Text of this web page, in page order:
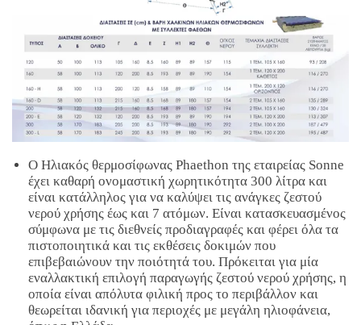
Ο Ηλιακός θερμοσίφωνας Phaethon της εταιρείας Sonne
έχει καθαρή ονομαστική χωρητικότητα 300 λίτρα και
είναι κατάλληλος για να καλύψει τις ανάγκες ζεστού
νερού χρήσης έως και 7 ατόμων. Είναι κατασκευασμένος
σύμφωνα με τις διεθνείς προδιαγραφές και φέρει όλα τα
πιστοποιητικά και τις εκθέσεις δοκιμών που
επιβεβαιώνουν την ποιότητά του. Πρόκειται για μία
εναλλακτική επιλογή παραγωγής ζεστού νερού χρήσης, η
οποία είναι απόλυτα φιλική προς το περιβάλλον και
θεωρείται ιδανική για περιοχές με μεγάλη ηλιοφάνεια,